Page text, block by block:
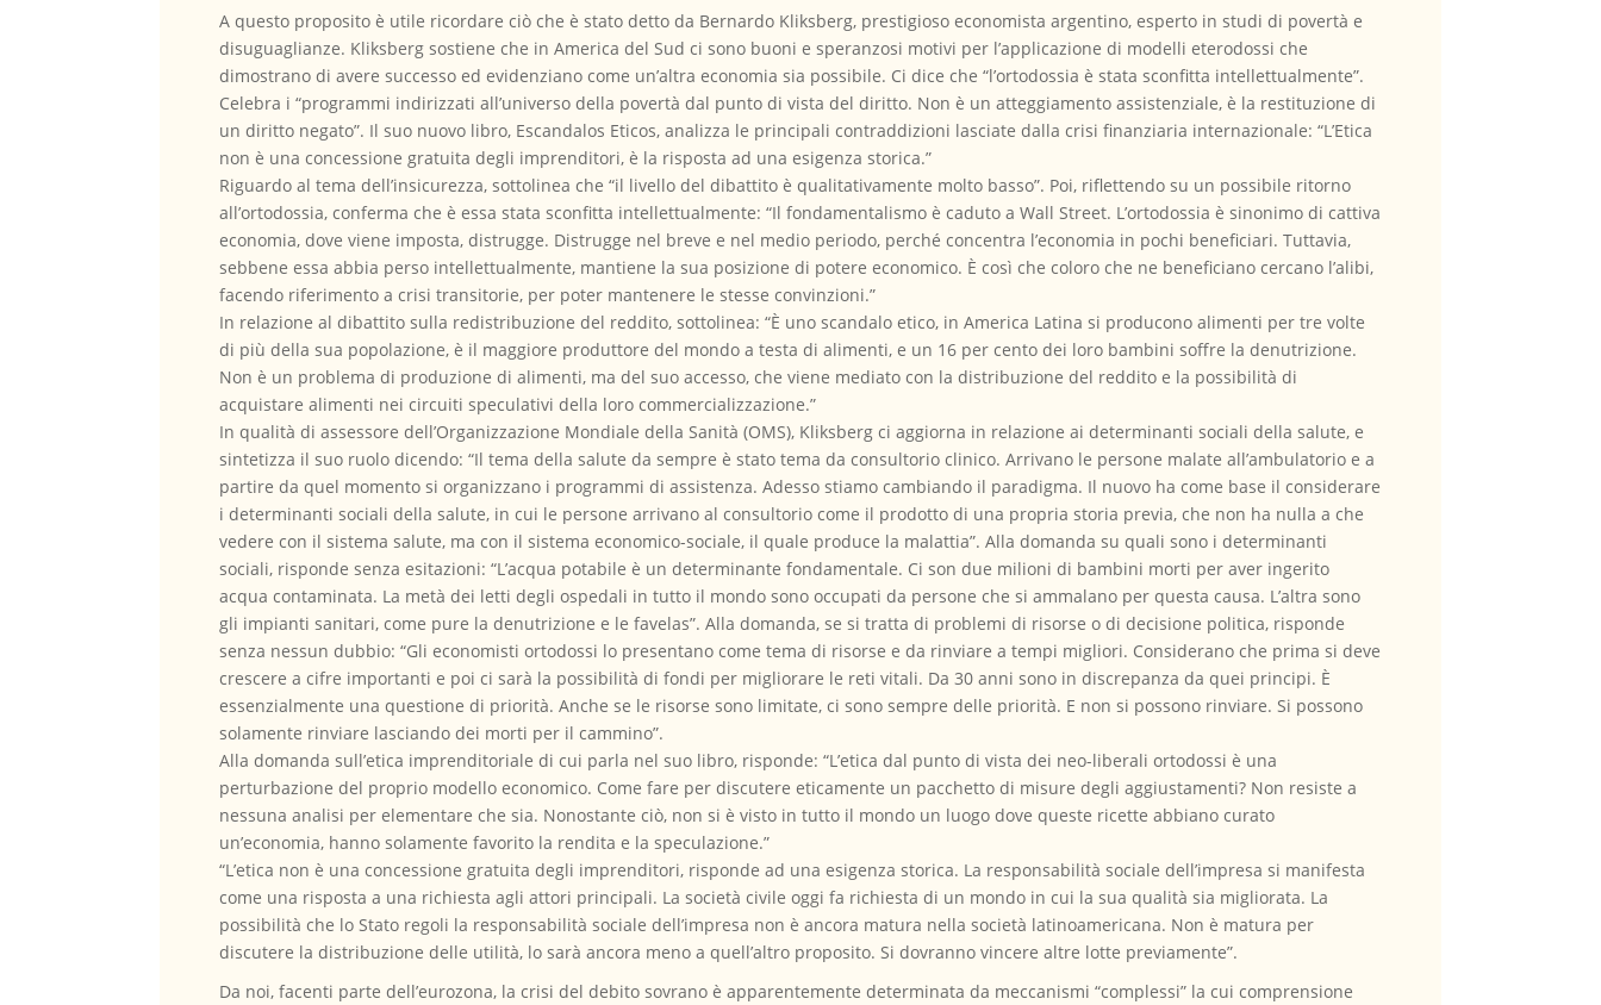
A questo proposito è utile ricordare ciò che è stato detto da Bernardo Kliksberg, prestigioso economista argentino, esperto in studi di povertà e
disuguaglianze. Kliksberg sostiene che in America del Sud ci sono buoni e speranzosi motivi per l’applicazione di modelli eterodossi che
dimostrano di avere successo ed evidenziano come un’altra economia sia possibile. Ci dice che “l’ortodossia è stata sconfitta intellettualmente”.
Celebra i “programmi indirizzati all’universo della povertà dal punto di vista del diritto. Non è un atteggiamento assistenziale, è la restituzione di
un diritto negato”. Il suo nuovo libro, Escandalos Eticos, analizza le principali contraddizioni lasciate dalla crisi finanziaria internazionale: “L’Etica
non è una concessione gratuita degli imprenditori, è la risposta ad una esigenza storica.”
Riguardo al tema dell’insicurezza, sottolinea che “il livello del dibattito è qualitativamente molto basso”. Poi, riflettendo su un possibile ritorno
all’ortodossia, conferma che è essa stata sconfitta intellettualmente: “Il fondamentalismo è caduto a Wall Street. L’ortodossia è sinonimo di cattiva
economia, dove viene imposta, distrugge. Distrugge nel breve e nel medio periodo, perché concentra l’economia in pochi beneficiari. Tuttavia,
sebbene essa abbia perso intellettualmente, mantiene la sua posizione di potere economico. È così che coloro che ne beneficiano cercano l’alibi,
facendo riferimento a crisi transitorie, per poter mantenere le stesse convinzioni.”
In relazione al dibattito sulla redistribuzione del reddito, sottolinea: “È uno scandalo etico, in America Latina si producono alimenti per tre volte
di più della sua popolazione, è il maggiore produttore del mondo a testa di alimenti, e un 16 per cento dei loro bambini soffre la denutrizione.
Non è un problema di produzione di alimenti, ma del suo accesso, che viene mediato con la distribuzione del reddito e la possibilità di
acquistare alimenti nei circuiti speculativi della loro commercializzazione.”
In qualità di assessore dell’Organizzazione Mondiale della Sanità (OMS), Kliksberg ci aggiorna in relazione ai determinanti sociali della salute, e
sintetizza il suo ruolo dicendo: “Il tema della salute da sempre è stato tema da consultorio clinico. Arrivano le persone malate all’ambulatorio e a
partire da quel momento si organizzano i programmi di assistenza. Adesso stiamo cambiando il paradigma. Il nuovo ha come base il considerare
i determinanti sociali della salute, in cui le persone arrivano al consultorio come il prodotto di una propria storia previa, che non ha nulla a che
vedere con il sistema salute, ma con il sistema economico-sociale, il quale produce la malattia”. Alla domanda su quali sono i determinanti
sociali, risponde senza esitazioni: “L’acqua potabile è un determinante fondamentale. Ci son due milioni di bambini morti per aver ingerito
acqua contaminata. La metà dei letti degli ospedali in tutto il mondo sono occupati da persone che si ammalano per questa causa. L’altra sono
gli impianti sanitari, come pure la denutrizione e le favelas”. Alla domanda, se si tratta di problemi di risorse o di decisione politica, risponde
senza nessun dubbio: “Gli economisti ortodossi lo presentano come tema di risorse e da rinviare a tempi migliori. Considerano che prima si deve
crescere a cifre importanti e poi ci sarà la possibilità di fondi per migliorare le reti vitali. Da 30 anni sono in discrepanza da quei principi. È
essenzialmente una questione di priorità. Anche se le risorse sono limitate, ci sono sempre delle priorità. E non si possono rinviare. Si possono
solamente rinviare lasciando dei morti per il cammino”.
Alla domanda sull’etica imprenditoriale di cui parla nel suo libro, risponde: “L’etica dal punto di vista dei neo-liberali ortodossi è una
perturbazione del proprio modello economico. Come fare per discutere eticamente un pacchetto di misure degli aggiustamenti? Non resiste a
nessuna analisi per elementare che sia. Nonostante ciò, non si è visto in tutto il mondo un luogo dove queste ricette abbiano curato
un’economia, hanno solamente favorito la rendita e la speculazione.”
“L’etica non è una concessione gratuita degli imprenditori, risponde ad una esigenza storica. La responsabilità sociale dell’impresa si manifesta
come una risposta a una richiesta agli attori principali. La società civile oggi fa richiesta di un mondo in cui la sua qualità sia migliorata. La
possibilità che lo Stato regoli la responsabilità sociale dell’impresa non è ancora matura nella società latinoamericana. Non è matura per
discutere la distribuzione delle utilità, lo sarà ancora meno a quell’altro proposito. Si dovranno vincere altre lotte previamente”.
Da noi, facenti parte dell’eurozona, la crisi del debito sovrano è apparentemente determinata da meccanismi “complessi” la cui comprensione